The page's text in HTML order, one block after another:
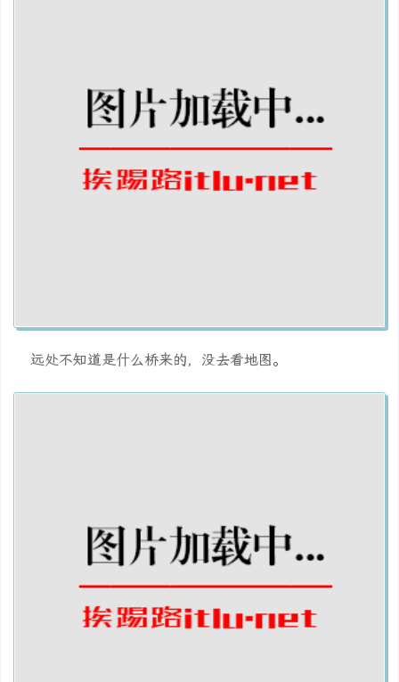
远处不知道是什么桥来的，没去看地图。